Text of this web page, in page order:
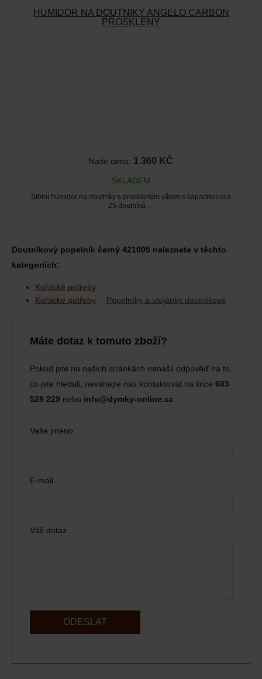
HUMIDOR NA DOUTNÍKY ANGELO CARBON
PROSKLENÝ
Naše cena: 1 360 KČ
SKLADEM
Stolní humidor na doutníky s proskleným víkem s kapacitou cca
25 doutníků.…
Doutníkový popelník černý 421005 naleznete v těchto
kategoriích:
Kuřácké potřeby
Kuřácké potřeby
Popelníky a stojánky doutníkové
Máte dotaz k tomuto zboží?
Pokud jste na našich stránkách nenašli odpověď na to,
co jste hledali, neváhejte nás kontaktovat na lince 603
528 229 nebo info@dymky-online.cz
Vaše jméno
E-mail
Váš dotaz
ODESLAT